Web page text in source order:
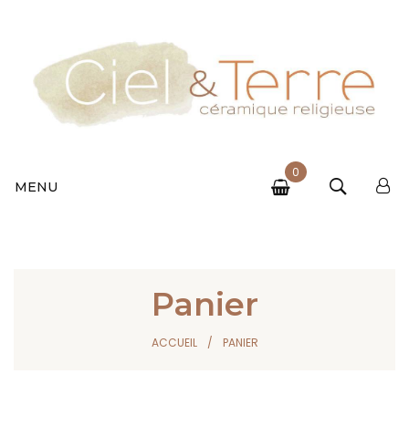
MENU
0
Panier
ACCUEIL PANIER